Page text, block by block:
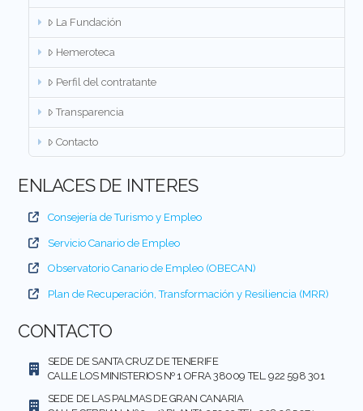
La Fundación
Hemeroteca
Perfil del contratante
Transparencia
Contacto
ENLACES DE INTERES
Consejería de Turismo y Empleo
Servicio Canario de Empleo
Observatorio Canario de Empleo (OBECAN)
Plan de Recuperación, Transformación y Resiliencia (MRR)
CONTACTO
SEDE DE SANTA CRUZ DE TENERIFE
CALLE LOS MINISTERIOS Nº 1 OFRA 38009 TEL. 922 598 301
SEDE DE LAS PALMAS DE GRAN CANARIA